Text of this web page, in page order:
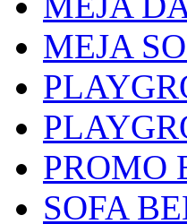
MEJA
PROMO
SOFA